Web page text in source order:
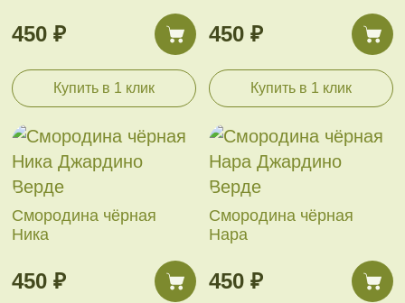
450 ₽
Купить в 1 клик
450 ₽
Купить в 1 клик
Смородина чёрная
Ника
450 ₽
Смородина чёрная
Нара
450 ₽